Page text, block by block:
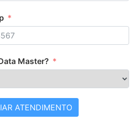
Master?
ATENDIMENTO